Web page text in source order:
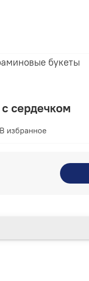
букеты
сердечком
В избранное